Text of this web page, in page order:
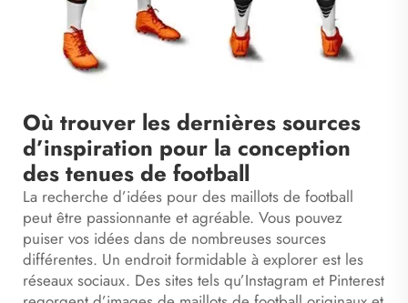
Où trouver les dernières sources
d’inspiration pour la conception
des tenues de football
La recherche d’idées pour des maillots de football
peut être passionnante et agréable. Vous pouvez
puiser vos idées dans de nombreuses sources
différentes. Un endroit formidable à explorer est les
réseaux sociaux. Des sites tels qu’Instagram et Pinterest